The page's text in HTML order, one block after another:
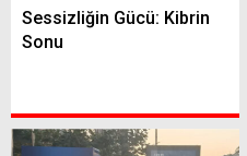
Sessizliğin Gücü: Kibrin
Sonu